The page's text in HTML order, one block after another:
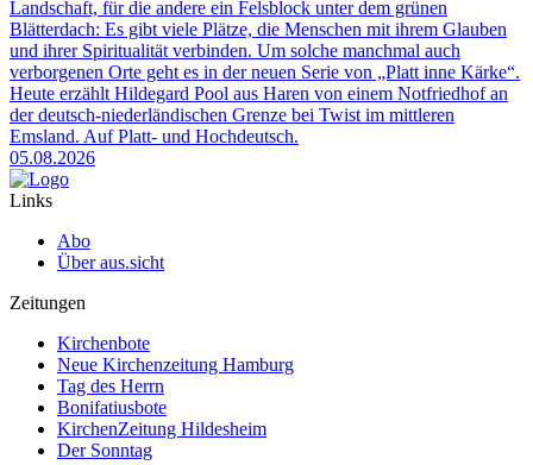
Landschaft, für die andere ein Felsblock unter dem grünen
Blätterdach: Es gibt viele Plätze, die Menschen mit ihrem Glauben
und ihrer Spiritualität verbinden. Um solche manchmal auch
verborgenen Orte geht es in der neuen Serie von „Platt inne Kärke“.
Heute erzählt Hildegard Pool aus Haren von einem Notfriedhof an
der deutsch-niederländischen Grenze bei Twist im mittleren
Emsland. Auf Platt- und Hochdeutsch.
05.08.2026
Links
Abo
Über aus.sicht
Zeitungen
Kirchenbote
Neue Kirchenzeitung Hamburg
Tag des Herrn
Bonifatiusbote
KirchenZeitung Hildesheim
Der Sonntag